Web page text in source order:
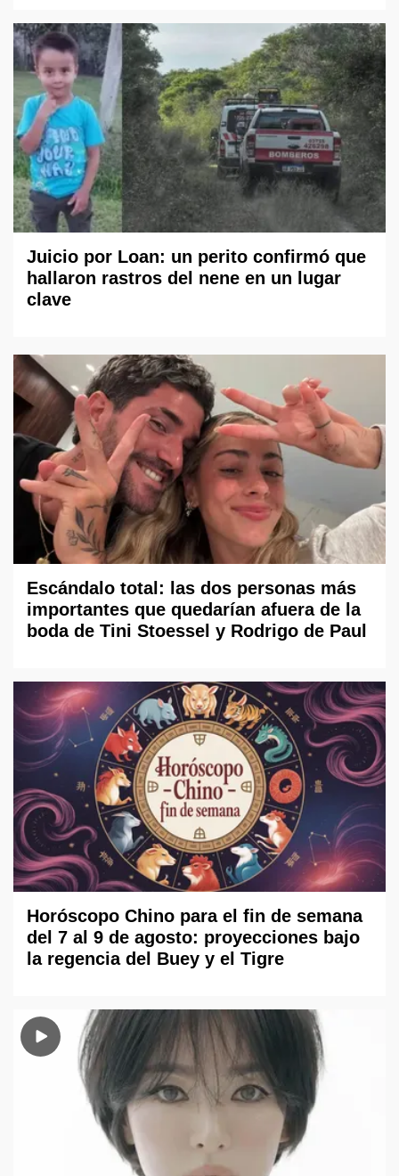
Juicio por Loan: un perito confirmó que
hallaron rastros del nene en un lugar
clave
Escándalo total: las dos personas más
importantes que quedarían afuera de la
boda de Tini Stoessel y Rodrigo de Paul
Horóscopo Chino para el fin de semana
del 7 al 9 de agosto: proyecciones bajo
la regencia del Buey y el Tigre